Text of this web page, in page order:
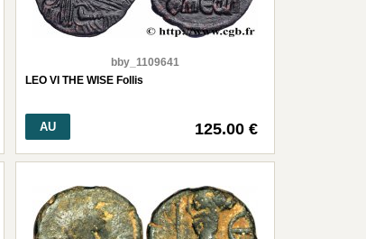
bby_1109641
LEO VI THE WISE Follis
AU 125.00 €